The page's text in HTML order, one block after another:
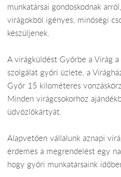
munkatársai gondoskodnak
virágokból igényes, minőségi
készüljenek.
A virágküldést Győrbe a Virág
szolgálat győri üzlete, a
Győr 15 kilométeres
Minden virágcsokorhoz
üdvözlőkártyát.
Alapvetően vállalunk aznapi
érdemes a megrendelést egy
hogy győri munkatársaink